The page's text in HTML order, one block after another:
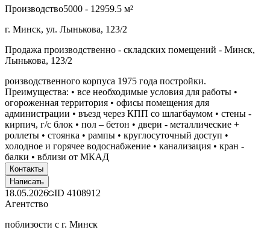
Производство5000 - 12959.5 м²
г. Минск, ул. Лынькова, 123/2
Продажа производственно - складских помещений - Минск,
Лынькова, 123/2
роизводственного корпуса 1975 года постройки.
Преимущества: • все необходимые условия для работы •
огороженная территория • офисы помещения для
администрации • въезд через КПП со шлагбаумом • стены -
кирпич, г/с блок • пол – бетон • двери - металлические +
роллеты • стоянка • рампы • круглосуточный доступ •
холодное и горячее водоснабжение • канализация • кран -
балки • вблизи от МКАД
Контакты
Написать
18.05.2026 ID 4108912
Агентство
поблизости с г. Минск